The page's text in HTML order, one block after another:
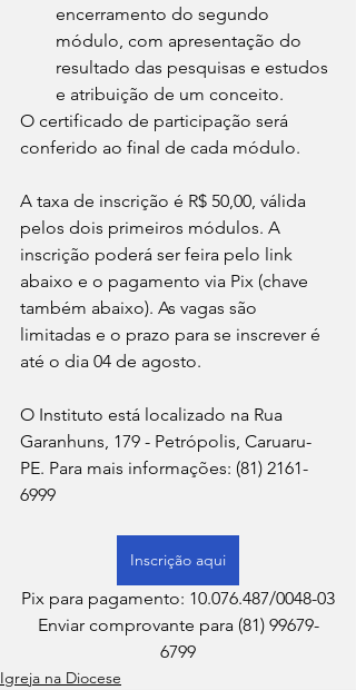
encerramento do segundo
módulo, com apresentação do
resultado das pesquisas e estudos
e atribuição de um conceito.
O certificado de participação será
conferido ao final de cada módulo.
A taxa de inscrição é R$ 50,00, válida
pelos dois primeiros módulos. A
inscrição poderá ser feira pelo link
abaixo e o pagamento via Pix (chave
também abaixo). As vagas são
limitadas e o prazo para se inscrever é
até o dia 04 de agosto.
O Instituto está localizado na Rua
Garanhuns, 179 - Petrópolis, Caruaru-
PE. Para mais informações: (81) 2161-
6999
Inscrição aqui
Pix para pagamento: 10.076.487/0048-03
Enviar comprovante para (81) 99679-
6799
Igreja na Diocese